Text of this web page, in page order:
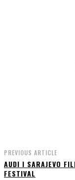
PREVIOUS ARTICLE
AUDI I SARAJEVO
FESTIVAL